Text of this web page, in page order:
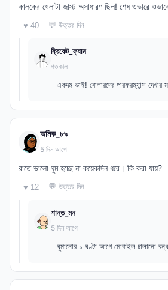
কালকের খেলাটা জাস্ট অসাধারণ ছিল! শেষ ওভারে
♥ 40 💬 উত্তর দিন
ক্রিকেট_ফ্যান
গতকাল
একদম ভাই! বোলারদের পারফরম্যান্স দেখার
অনিক_৮৯
5 দিন আগে
রাতে ভালো ঘুম হচ্ছে না কয়েকদিন ধরে। কি করা যায়?
♥ 12 💬 উত্তর দিন
শান্ত_মন
5 দিন আগে
ঘুমানোর ১ ঘণ্টা আগে মোবাইল চালানো